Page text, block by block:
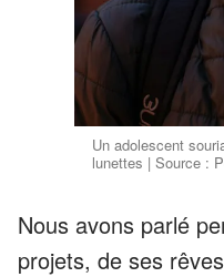
Un adolescent
lunettes | Source :
Nous avons parlé
projets, de ses